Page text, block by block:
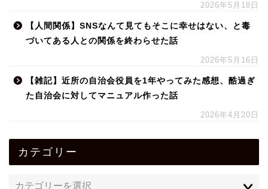
2026年5月18日
【人間関係】SNSなんて見てもそこに幸せはない、と毒
づいてある人との関係を終わらせた話
2026年5月16日
【雑記】近所の自治会役員を1年やってみた感想、酷過ぎ
た自治会に対してマニュアル作った話
2026年4月20日
カテゴリー